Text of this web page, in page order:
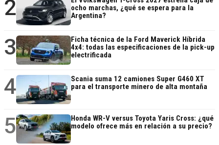
2
ocho marchas, ¿qué se espera para la
Argentina?
3
Ficha técnica de la Ford Maverick Híbrida
4x4: todas las especificaciones de la pick-up
electrificada
4
Scania suma 12 camiones Super G460 XT
para el transporte minero de alta montaña
5
Honda WR-V versus Toyota Yaris Cross: ¿qué
modelo ofrece más en relación a su precio?